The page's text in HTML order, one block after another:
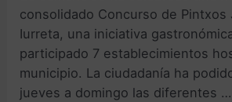
consolidado Concurso de Pintxos
Iurreta, una iniciativa
participado 7 establecimientos
municipio. La ciudadanía ha
jueves a domingo las diferentes …